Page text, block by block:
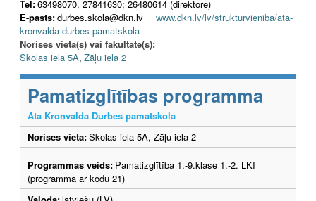
Tel:63498070, 27841630; 26480614 (direktore)
E-pasts:durbes.skola@dkn.lv www.dkn.lv/lv/strukturvieniba/ata-
kronvalda-durbes-pamatskola
Norises vieta(s) vai fakultāte(s):
Skolas iela 5A, Zāļu iela 2
Pamatizglītības programma
Ata Kronvalda Durbes pamatskola
Norises vieta:Skolas iela 5A, Zāļu iela 2
Programmas veids: Pamatizglītība 1.-9.klase 1.-2. LKI
(programma ar kodu 21)